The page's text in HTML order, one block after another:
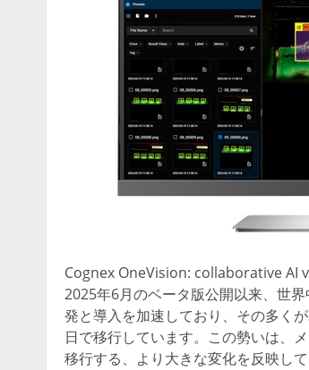
Cognex OneVision: collaborative AI
2025年6月のベータ版公開以来、世
発と導入を加速しており、その多く
日で移行しています。この勢いは、
移行する、より大きな変化を反映して